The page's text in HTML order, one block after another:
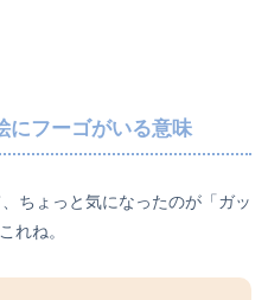
にフーゴがいる意味
ちょっと気になったのが「ガッ
れね。